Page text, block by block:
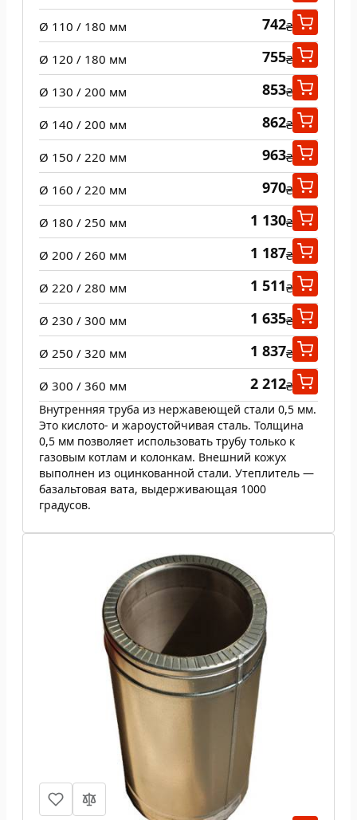
Ø 110 / 180 мм 742₴
Ø 120 / 180 мм 755₴
Ø 130 / 200 мм 853₴
Ø 140 / 200 мм 862₴
Ø 150 / 220 мм 963₴
Ø 160 / 220 мм 970₴
Ø 180 / 250 мм 1 130₴
Ø 200 / 260 мм 1 187₴
Ø 220 / 280 мм 1 511₴
Ø 230 / 300 мм 1 635₴
Ø 250 / 320 мм 1 837₴
Ø 300 / 360 мм 2 212₴
Внутренняя труба из нержавеющей стали 0,5 мм.
Это кислото- и жароустойчивая сталь. Толщина
0,5 мм позволяет использовать трубу только к
газовым котлам и колонкам. Внешний кожух
выполнен из оцинкованной стали. Утеплитель —
базальтовая вата, выдерживающая 1000
градусов.
Труба из нержавеющей стали 1 м н/
оц 0,8 мм